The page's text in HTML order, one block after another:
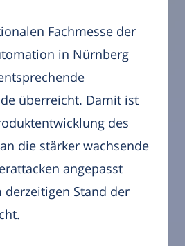
Fachmesse der
in Nürnberg
überreicht. Damit ist
des
die stärker wachsende
angepasst
Stand der